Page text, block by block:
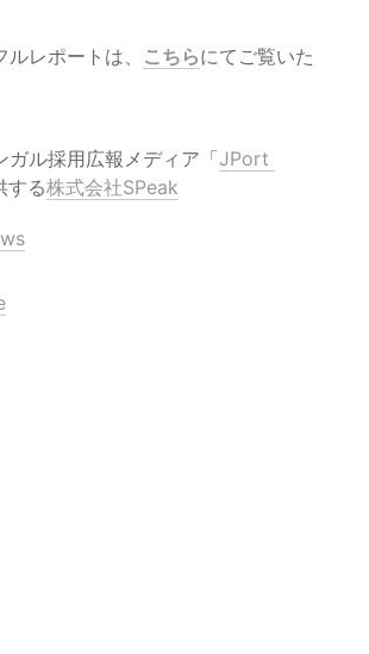
レポートは、 こちらにてご覧いた
ガル採用広報メディア「JPort
する株式会社SPeak